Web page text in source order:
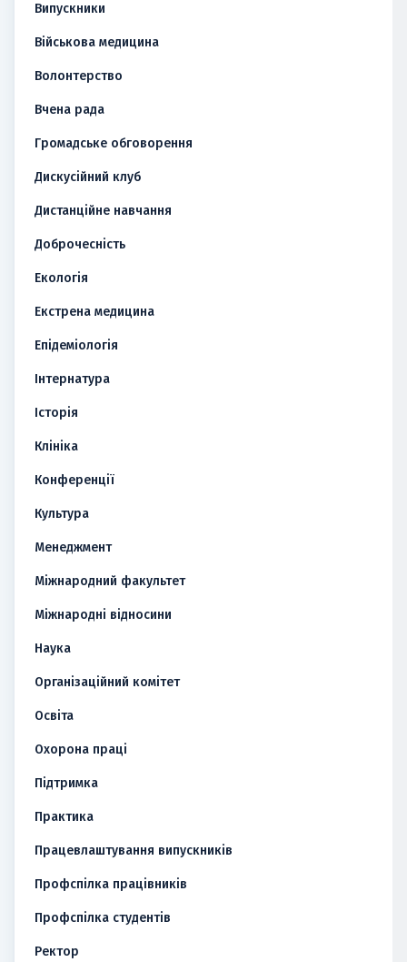
Випускники
Військова медицина
Волонтерство
Вчена рада
Громадське обговорення
Дискусійний клуб
Дистанційне навчання
Доброчесність
Екологія
Екстрена медицина
Епідеміологія
Інтернатура
Історія
Клініка
Конференції
Культура
Менеджмент
Міжнародний факультет
Міжнародні відносини
Наука
Організаційний комітет
Освіта
Охорона праці
Підтримка
Практика
Працевлаштування випускників
Профспілка працівників
Профспілка студентів
Ректор